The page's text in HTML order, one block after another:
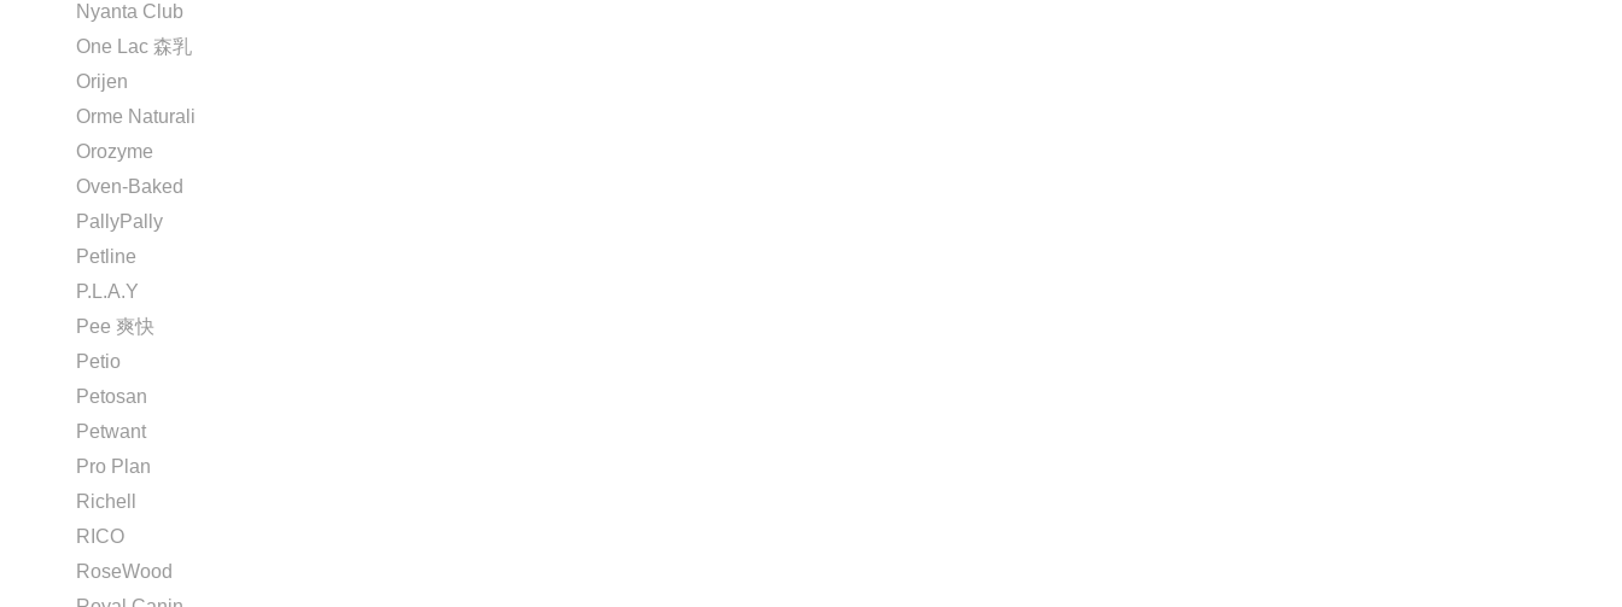
Nyanta Club
One Lac 森乳
Orijen
Orme Naturali
Orozyme
Oven-Baked
PallyPally
Petline
P.L.A.Y
Pee 爽快
Petio
Petosan
Petwant
Pro Plan
Richell
RICO
RoseWood